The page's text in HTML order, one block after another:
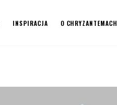
INSPIRACJA O CHRYZANTEMACH